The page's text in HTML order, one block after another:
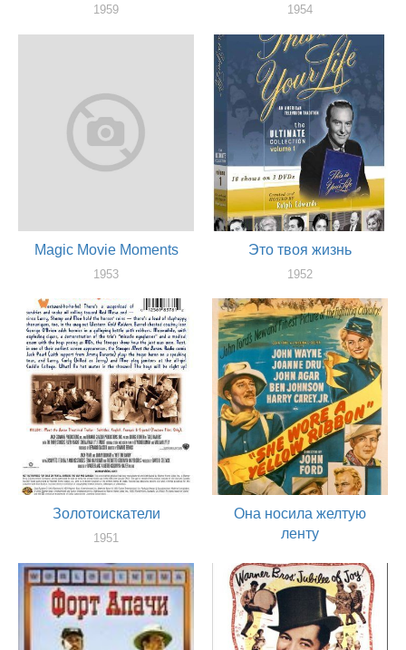
1959
1954
Magic Movie Moments
1953
Это твоя жизнь
1952
Золотоискатели
1951
Она носила желтую
ленту
актер